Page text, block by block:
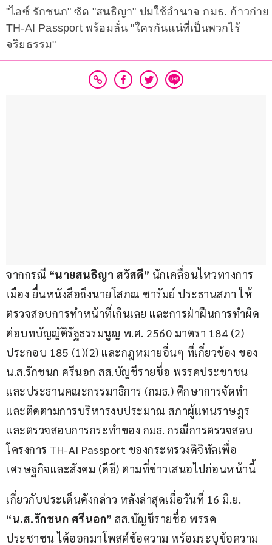
"ไอซ์ รักชนก" ซัด "สนธิญา" ปมใช้อำนาจ กมธ. ก้าวก่าย
TH-AI Passport พร้อมลั่น "ใครกันแน่ที่เป็นพวกไร้
จริยธรรม"
จากกรณี “นายสนธิญา สวัสดี” นักเคลื่อนไหวทางการ
เมือง ยื่นหนังสือถึงนายโสภณ ซารัมย์ ประธานสภา ให้
ตรวจสอบการทำหน้าที่เกินเลย และการฝ่าฝืนการทำผิด
ต่อบทบัญญัติรัฐธรรมนูญ พ.ศ. 2560 มาตรา 184 (2)
ประกอบ 185 (1)(2) และกฎหมายอื่นๆ ที่เกี่ยวข้อง ของ
น.ส.รักชนก ศรีนอก สส.บัญชีรายชื่อ พรรคประชาชน
และประธานคณะกรรมาธิการ (กมธ.) ศึกษาการจัดทำ
และติดตามการบริหารงบประมาณ สภาผู้แทนราษฎร
และตรวจสอบการกระทำของ กมธ. กรณีการตรวจสอบ
โครงการ TH-AI Passport ของกระทรวงดิจิทัลเพื่อ
เศรษฐกิจและสังคม (ดีอี) ตามที่ข่าวเสนอไปก่อนหน้านี้
เกี่ยวกับประเด็นดังกล่าว หลังล่าสุดเมื่อวันที่ 16 มิ.ย.
“น.ส.รักชนก ศรีนอก” สส.บัญชีรายชื่อ พรรค
ประชาชน ได้ออกมาโพสต์ข้อความ พร้อมระบุข้อความ